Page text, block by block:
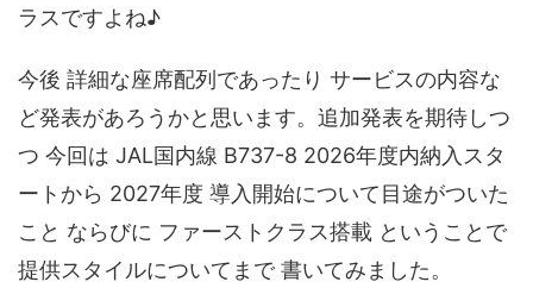
ラスですよね♪
今後 詳細な座席配列であったり サービスの内容な
ど発表があろうかと思います。追加発表を期待しつ
つ 今回は JAL国内線 B737-8 2026年度内納入スタ
ートから 2027年度 導入開始について目途がついた
こと ならびに ファーストクラス搭載 ということで
提供スタイルについてまで 書いてみました。